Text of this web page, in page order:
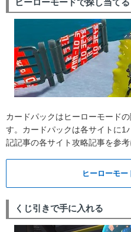
カードパックはヒーローモード
す。カードパックは各サイトに1
記記事の各サイト攻略記事を参考
ヒーローモー
くじ引きで手に入れる